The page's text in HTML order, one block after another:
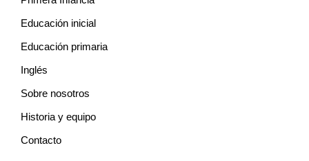
Educación inicial
Educación primaria
Inglés
Sobre nosotros
Historia y equipo
Contacto